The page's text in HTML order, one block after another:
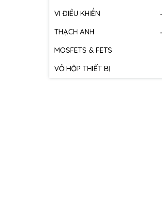
VI ĐIỀU KHIỂN
THẠCH ANH
MOSFETS & FETS
VỎ HỘP THIẾT BỊ